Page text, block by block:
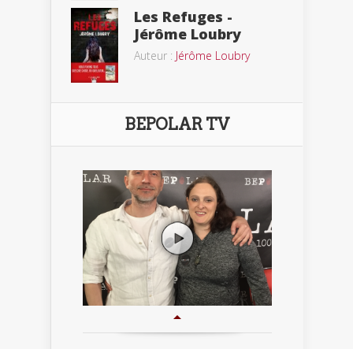
Les Refuges -
Jérôme Loubry
Auteur : Jérôme Loubry
BEPOLAR TV